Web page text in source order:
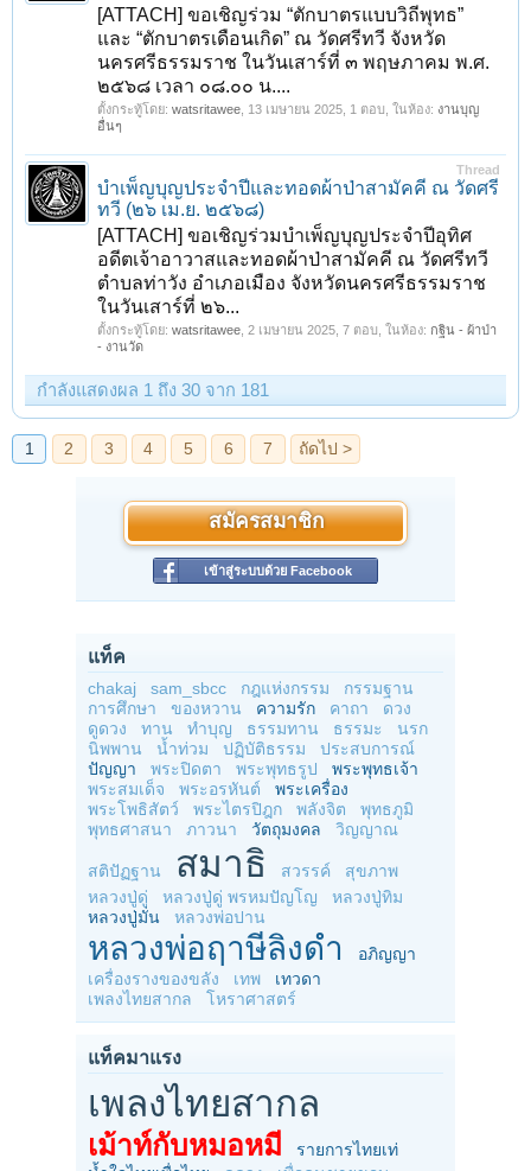
[ATTACH] ขอเชิญร่วม “ตักบาตรแบบวิถีพุทธ”
และ “ตักบาตรเดือนเกิด” ณ วัดศรีทวี จังหวัด
นครศรีธรรมราช ในวันเสาร์ที่ ๓ พฤษภาคม พ.ศ.
๒๕๖๘ เวลา ๐๘.๐๐ น....
ตั้งกระทู้โดย: watsritawee 13 เมษายน 2025 , 1 ตอบ, ในห้อง: งานบุญ
อื่นๆ
Thread
บำเพ็ญบุญประจำปีและทอดผ้าป่าสามัคคี ณ วัดศรี
ทวี (๒๖ เม.ย. ๒๕๖๘)
[ATTACH] ขอเชิญร่วมบำเพ็ญบุญประจำปีอุทิศ
อดีตเจ้าอาวาสและทอดผ้าป่าสามัคคี ณ วัดศรีทวี
ตำบลท่าวัง อำเภอเมือง จังหวัดนครศรีธรรมราช
ในวันเสาร์ที่ ๒๖...
ตั้งกระทู้โดย: watsritawee 2 เมษายน 2025 , 7 ตอบ, ในห้อง: กฐิน - ผ้าป่า
- งานวัด
กำลังแสดงผล 1 ถึง 30 จาก 181
สมัครสมาชิก
เข้าสู่ระบบด้วย Facebook
แท็ค
chakaj sam_sbcc กฎแห่งกรรม
กรรมฐาน
การศึกษา
ของหวาน ความรัก คาถา
ดวง
ดูดวง
ทาน ทำบุญ ธรรมทาน ธรรมะ
นรก
นิพพาน
น้ำท่วม ปฏิบัติธรรม
ประสบการณ์
ปัญญา
พระปิดตา พระพุทธรูป
พระพุทธเจ้า
พระสมเด็จ
พระอรหันต์
พระเครื่อง
พระโพธิสัตว์
พระไตรปิฎก พลังจิต
พุทธภูมิ
พุทธศาสนา
ภาวนา วัตถุมงคล วิญญาณ
สติปัฏฐาน สมาธิ สวรรค์
สุขภาพ
หลวงปู่ดู่
หลวงปู่ดู่ พรหมปัญโญ
หลวงปู่ทิม
หลวงปู่มั่น
หลวงพ่อปาน
หลวงพ่อฤาษีลิงดำ
อภิญญา
เครื่องรางของขลัง
เทพ
เทวดา
เพลงไทยสากล
โหราศาสตร์
แท็คมาแรง
เพลงไทยสากล
เม้าท์กับหมอหมี
รายการไทยเท่